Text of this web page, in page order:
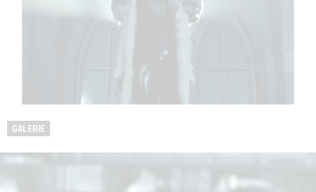
GALERIE